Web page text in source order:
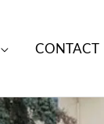
CONTACT